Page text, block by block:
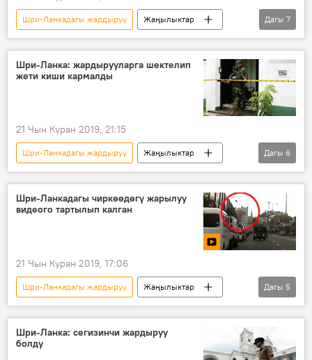
Шри-Ланкадагы жардыруу
Жаңылыктар
Окуялар
Дүйнөдө
Видео
Мультимедиа
жардыруу
кырсык
Дагы 7
Шри-Ланка: жардырууларга шектелип
жети киши кармалды
21 Чын Куран 2019, 21:15
Шри-Ланкадагы жардыруу
Жаңылыктар
Окуялар
Дүйнөдө
Шри-Ланка
жардыруу
шектүү полиция
Дагы 6
Шри-Ланкадагы чиркөөдөгү жарылуу
видеого тартылып калган
21 Чын Куран 2019, 17:06
Шри-Ланкадагы жардыруу
Жаңылыктар
Окуялар
Дүйнөдө
Видео
Мультимедиа
Шри-Ланка
Дагы 5
Шри-Ланка: сегизинчи жардыруу
болду